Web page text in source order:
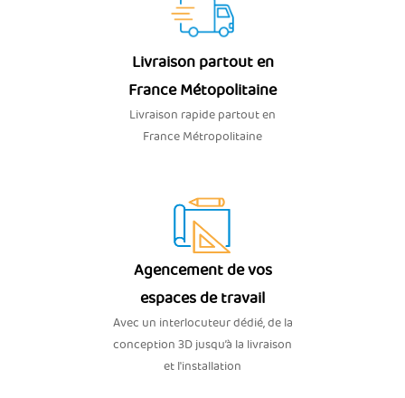
Livraison partout en
France Métopolitaine
Livraison rapide partout en
France Métropolitaine
Agencement de vos
espaces de travail
Avec un interlocuteur dédié, de la
conception 3D jusqu’à la livraison
et l'installation